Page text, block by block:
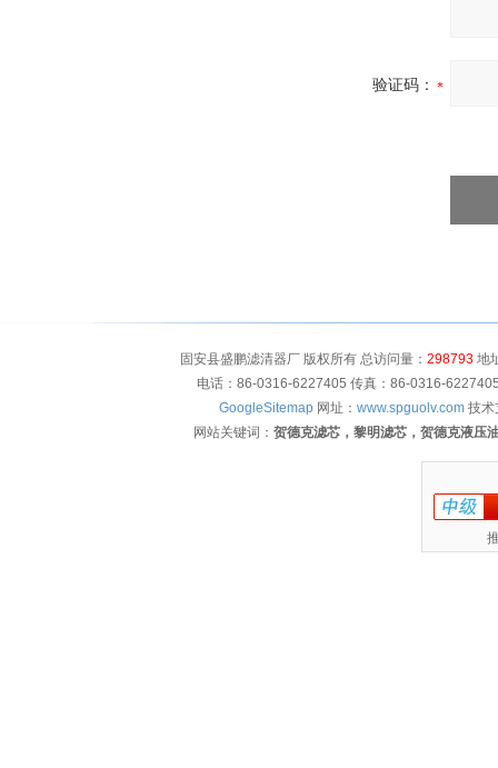
验证码：
固安县盛鹏滤清器厂 版权所有 总访问量： 298793地
电话：86-0316-6227405 传真：86-0316-
GoogleSitemap 网址： www.spguolv.com 技术
网站关键词： 贺德克滤芯，黎明滤芯，贺德克液压